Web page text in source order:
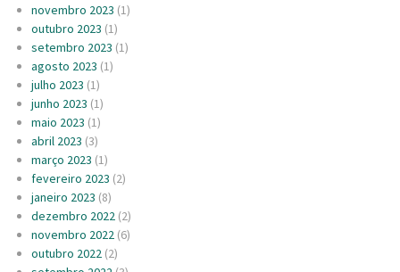
novembro 2023 (1)
outubro 2023 (1)
setembro 2023 (1)
agosto 2023 (1)
julho 2023 (1)
junho 2023 (1)
maio 2023 (1)
abril 2023 (3)
março 2023 (1)
fevereiro 2023 (2)
janeiro 2023 (8)
dezembro 2022 (2)
novembro 2022 (6)
outubro 2022 (2)